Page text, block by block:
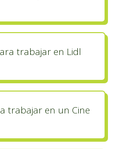
trabajar en Lidl
trabajar en un Cine